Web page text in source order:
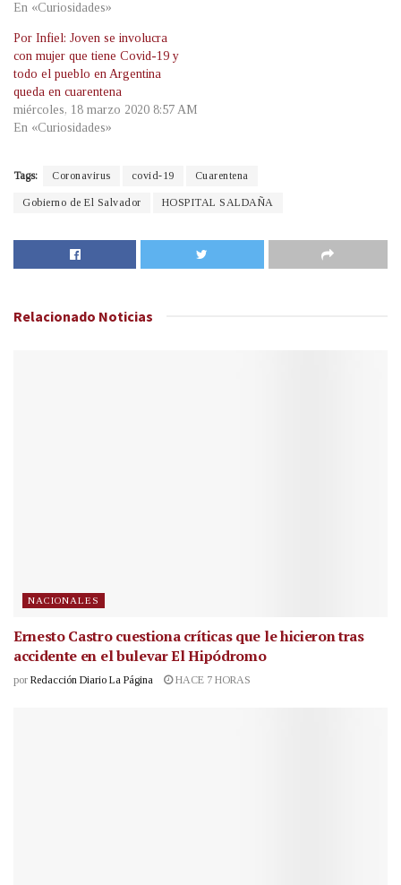
En «Curiosidades»
Por Infiel: Joven se involucra
con mujer que tiene Covid-19 y
todo el pueblo en Argentina
queda en cuarentena
miércoles, 18 marzo 2020 8:57 AM
En «Curiosidades»
Tags: Coronavirus covid-19 Cuarentena
Gobierno de El Salvador HOSPITAL SALDAÑA
Relacionado Noticias
NACIONALES
Ernesto Castro cuestiona críticas que le hicieron tras
accidente en el bulevar El Hipódromo
por Redacción Diario La Página HACE 7 HORAS